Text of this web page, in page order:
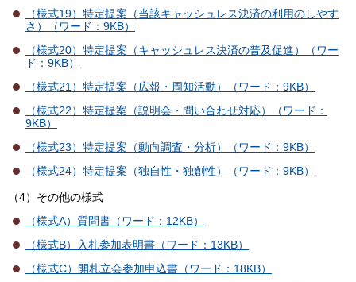
（様式19）特定提案（当該キャッシュレス決済の利用のしやす
さ）（ワード：9KB）
（様式20）特定提案（キャッシュレス決済の普及促進）（ワー
ド：9KB）
（様式21）特定提案（広報・周知活動）（ワード：9KB）
（様式22）特定提案（説明会・問い合わせ対応）（ワード：
9KB）
（様式23）特定提案（動向調査・分析）（ワード：9KB）
（様式24）特定提案（独自性・独創性）（ワード：9KB）
（4）その他の様式
（様式A）質問書（ワード：12KB）
（様式B）入札参加表明書（ワード：13KB）
（様式C）開札立会参加申込書（ワード：18KB）